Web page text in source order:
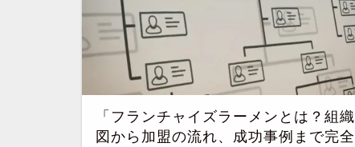
「フランチャイズラーメンとは？組織
図から加盟の流れ、成功事例まで完全